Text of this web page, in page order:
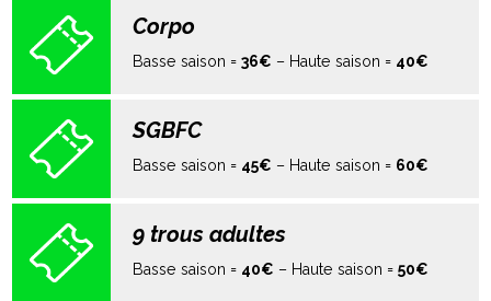
Corpo
Basse saison =36€ – Haute saison = 40€
SGBFC
Basse saison = 45€ – Haute saison = 60€
9 trous adultes
Basse saison = 40€ – Haute saison =50€